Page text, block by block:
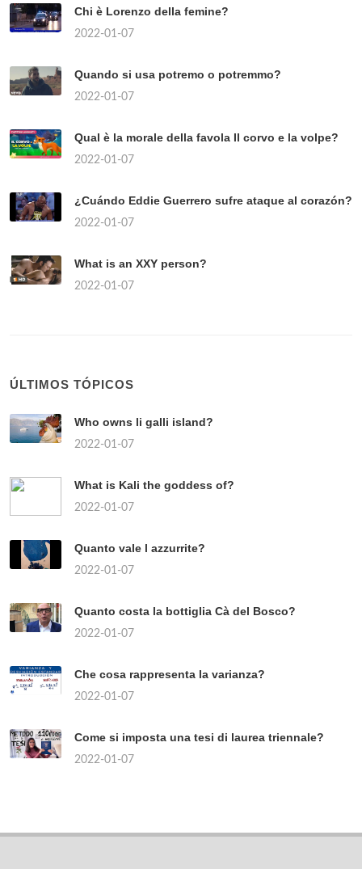
Chi è Lorenzo della femine?
2022-01-07
Quando si usa potremo o potremmo?
2022-01-07
Qual è la morale della favola Il corvo e la volpe?
2022-01-07
¿Cuándo Eddie Guerrero sufre ataque al corazón?
2022-01-07
What is an XXY person?
2022-01-07
ÚLTIMOS TÓPICOS
Who owns li galli island?
2022-01-07
What is Kali the goddess of?
2022-01-07
Quanto vale l azzurrite?
2022-01-07
Quanto costa la bottiglia Cà del Bosco?
2022-01-07
Che cosa rappresenta la varianza?
2022-01-07
Come si imposta una tesi di laurea triennale?
2022-01-07